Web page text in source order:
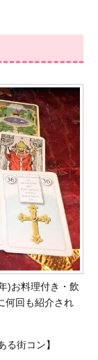
)お料理付き・飲
何回も紹介され
街コン】